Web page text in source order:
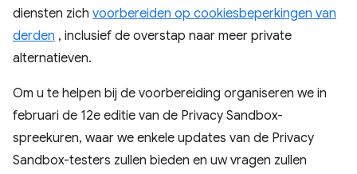
diensten zich voorbereiden op cookiesbeperkingen van
derden , inclusief de overstap naar meer private
alternatieven.
Om u te helpen bij de voorbereiding organiseren we in
februari de 12e editie van de Privacy Sandbox-
spreekuren, waar we enkele updates van de Privacy
Sandbox-testers zullen bieden en uw vragen zullen